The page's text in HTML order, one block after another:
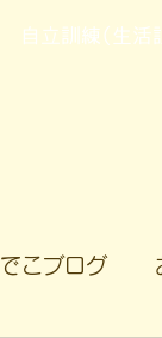
自立訓練(生活
でこブログ